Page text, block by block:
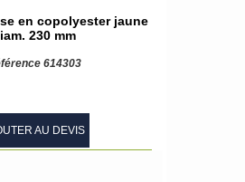
en copolyester jaune
230 mm
614303
AU DEVIS